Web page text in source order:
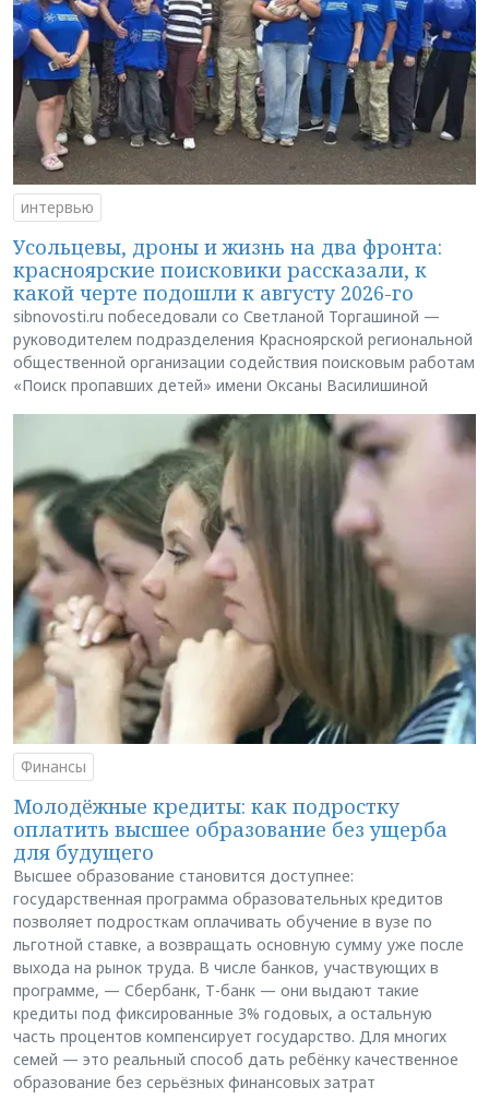
интервью
Усольцевы, дроны и жизнь на два фронта:
красноярские поисковики рассказали, к
какой черте подошли к августу 2026-го
sibnovosti.ru побеседовали со Светланой Торгашиной —
руководителем подразделения Красноярской региональной
общественной организации содействия поисковым работам
«Поиск пропавших детей» имени Оксаны Василишиной
Финансы
Молодёжные кредиты: как подростку
оплатить высшее образование без ущерба
для будущего
Высшее образование становится доступнее:
государственная программа образовательных кредитов
позволяет подросткам оплачивать обучение в вузе по
льготной ставке, а возвращать основную сумму уже после
выхода на рынок труда. В числе банков, участвующих в
программе, — Сбербанк, Т-банк — они выдают такие
кредиты под фиксированные 3% годовых, а остальную
часть процентов компенсирует государство. Для многих
семей — это реальный способ дать ребёнку качественное
образование без серьёзных финансовых затрат